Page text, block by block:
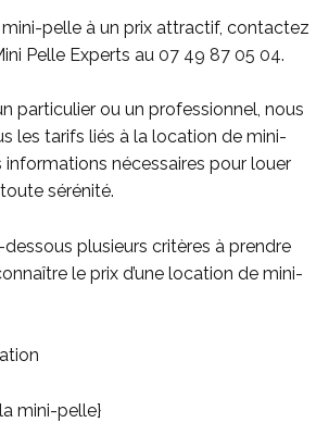
mini-pelle à un prix attractif, contactez
Pelle Experts au 07 49 87 05 04.
particulier ou un professionnel, nous
les tarifs liés à la location de mini-
informations nécessaires pour louer
sérénité.
plusieurs critères à prendre
le prix d’une location de mini-
mini-pelle}